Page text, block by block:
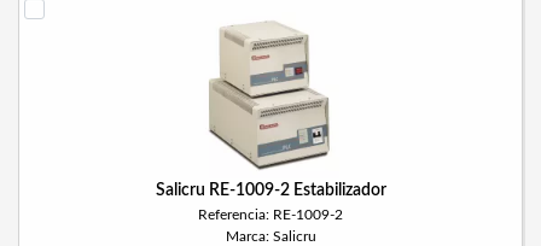
Salicru RE-1009-2 Estabilizador
Referencia: RE-1009-2
Marca: Salicru